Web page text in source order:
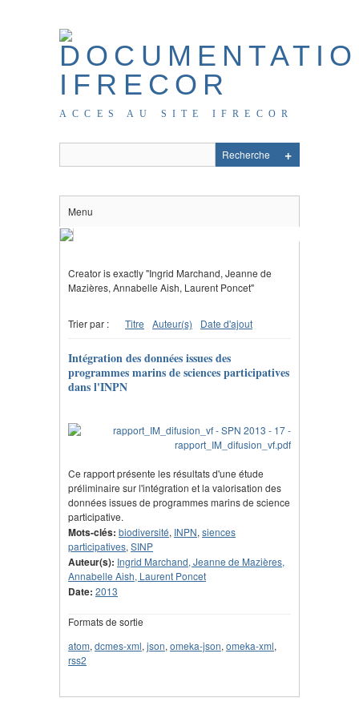
ACCES AU SITE IFRECOR
Menu
Creator is exactly "Ingrid Marchand, Jeanne de
Mazières, Annabelle Aish, Laurent Poncet"
Trier par : Titre Auteur(s) Date d'ajout
Intégration des données issues des
programmes marins de sciences participatives
dans l'INPN
Ce rapport présente les résultats d'une étude
préliminaire sur l'intégration et la valorisation des
données issues de programmes marins de science
participative.
Mots-clés: biodiversité, INPN, siences
participatives, SINP
Auteur(s): Ingrid Marchand, Jeanne de Mazières,
Annabelle Aish, Laurent Poncet
Date: 2013
Formats de sortie
atom, dcmes-xml, json, omeka-json, omeka-xml,
rss2